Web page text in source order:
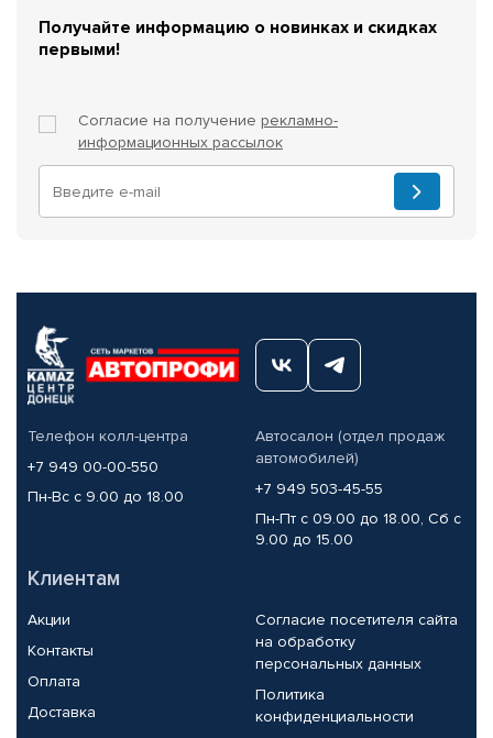
Получайте информацию о новинках и скидках
первыми!
Согласие на получение рекламно-
информационных рассылок
Телефон колл-центра
+7 949 00-00-550
Пн-Вс с 9.00 до 18.00
Автосалон (отдел продаж
автомобилей)
+7 949 503-45-55
Пн-Пт с 09.00 до 18.00, Сб с
9.00 до 15.00
Клиентам
Акции
Контакты
Оплата
Доставка
Согласие посетителя сайта
на обработку
персональных данных
Политика
конфиденциальности